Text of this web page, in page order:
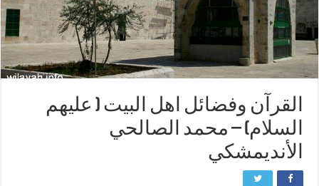
القرآن وفضائل اهل البيت ( عليهم
السلام) – محمد الصالحي
الأنديمشكي